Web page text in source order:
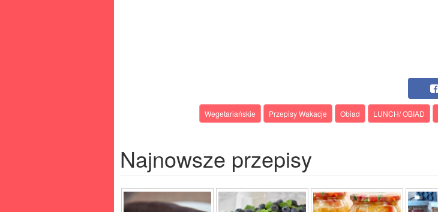
Wegetariańskie Przepisy Wakacje Obiad LUNCH/ OBIAD
Najnowsze przepisy